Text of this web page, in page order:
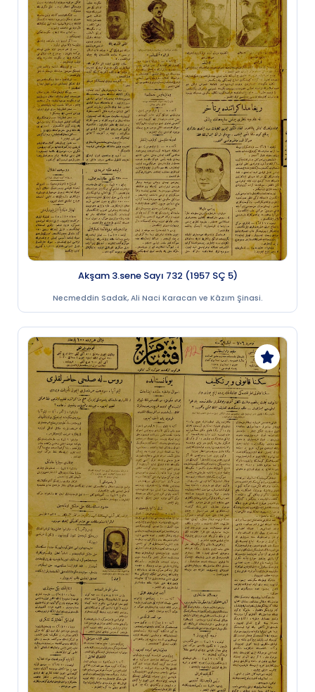
Akşam 3.sene Sayı 732 (1957 SÇ 5)
Necmeddin Sadak, Ali Naci Karacan ve Kâzım Şinasi.